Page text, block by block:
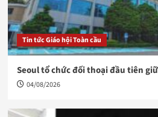
Tin tức Giáo hội Toàn cầu
Seoul tổ chức đối thoại đầu tiên
04/08/2026